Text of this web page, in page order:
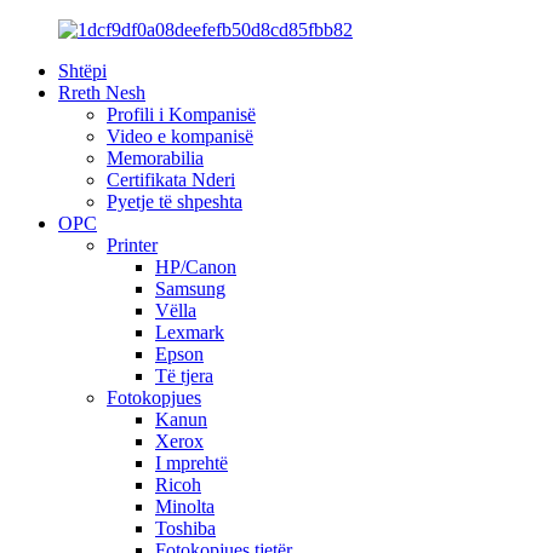
Shtëpi
Rreth Nesh
Profili i Kompanisë
Video e kompanisë
Memorabilia
Certifikata Nderi
Pyetje të shpeshta
OPC
Printer
HP/Canon
Samsung
Vëlla
Lexmark
Epson
Të tjera
Fotokopjues
Kanun
Xerox
I mprehtë
Ricoh
Minolta
Toshiba